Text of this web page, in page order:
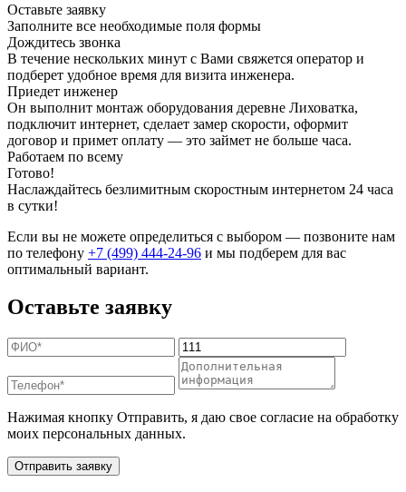
Оставьте заявку
Заполните все необходимые поля формы
Дождитесь звонка
В течение нескольких минут с Вами свяжется оператор и
подберет удобное время для визита инженера.
Приедет инженер
Он выполнит монтаж оборудования деревне Лиховатка,
подключит интернет, сделает замер скорости, оформит
договор и примет оплату — это займет не больше часа.
Работаем по всему
Готово!
Наслаждайтесь безлимитным скоростным интернетом 24 часа
в сутки!
Если вы не можете определиться с выбором — позвоните нам
по телефону +7 (499) 444-24-96 и мы подберем для вас
оптимальный вариант.
Оставьте заявку
Нажимая кнопку Отправить, я даю свое согласие на обработку
моих персональных данных.
Отправить заявку